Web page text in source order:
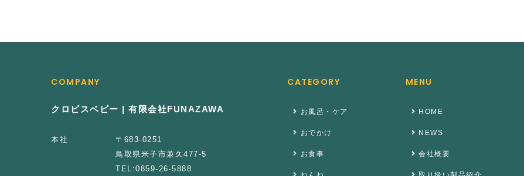
COMPANY
クロビスベビー | 有限会社FUNAZAWA
本社
〒683-0251
鳥取県米子市兼久477-5
TEL:0859-26-5888
CATEGORY
お風呂・ケア
おでかけ
お食事
MENU
HOME
NEWS
会社概要